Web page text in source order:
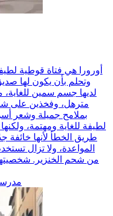
أورورا هي فتاة قوطية
وتحلم بأن يكون لها
لديها جسم سمين
مترهل، وفخذين على
بملامح جميلة وشعر
لطيفة للغاية ومهتمة،
طريق الخطأ لأنها
من شحم الخنزير.